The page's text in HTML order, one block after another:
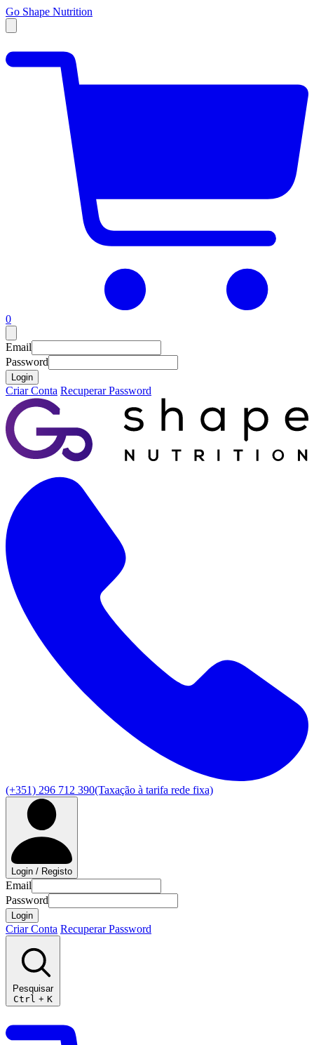
Go Shape Nutrition
0
Email
Password
Login
Criar Conta Recuperar Password
(+351) 296 712 390(Taxação à tarifa rede fixa)
Login / Registo
Email
Password
Login
Criar Conta Recuperar Password
Pesquisar
Ctrl + K